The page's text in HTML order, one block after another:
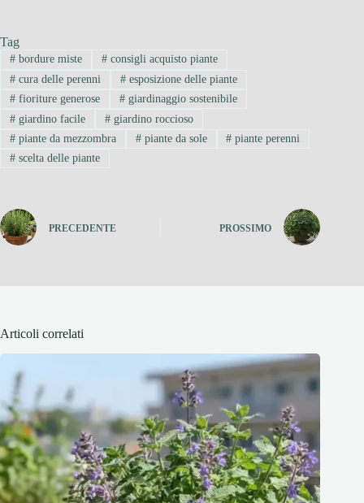
Tag
#bordure miste #consigli acquisto piante
#cura delle perenni #esposizione delle piante
#fioriture generose #giardinaggio sostenibile
#giardino facile #giardino roccioso
#piante da mezzombra #piante da sole # piante perenni
#scelta delle piante
PRECEDENTE PROSSIMO
Articoli correlati